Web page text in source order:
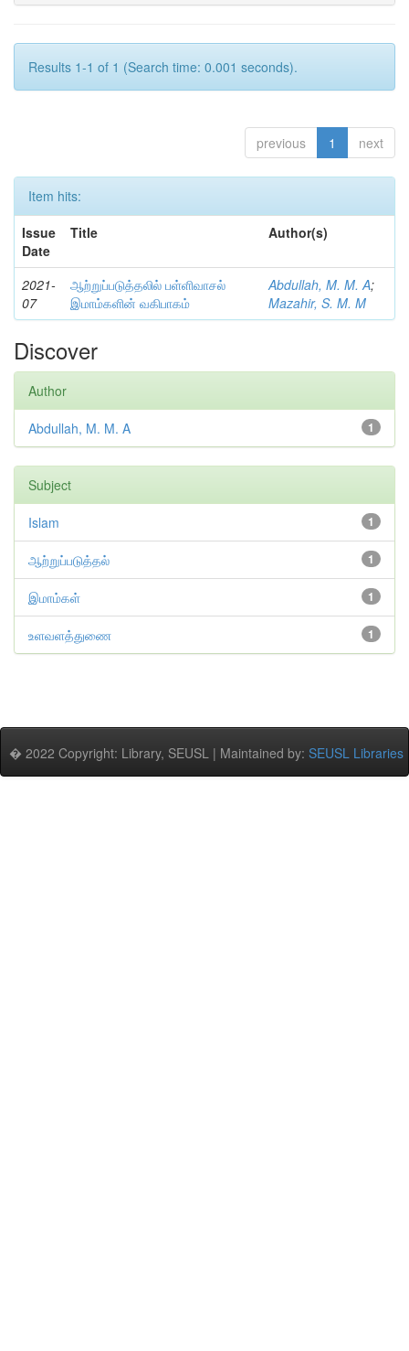
Results 1-1 of 1 (Search time: 0.001 seconds).
previous 1 next
Item hits:
Issue
Date
Title Author(s)
2021-
07
ஆற்றுப்படுத்தலில் பள்ளிவாசல்
இமாம்களின் வகிபாகம்
Abdullah, M. M. A;
Mazahir, S. M. M
Discover
Author
1
Abdullah, M. M. A
Subject
1
Islam
1
ஆற்றுப்படுத்தல்
1
இமாம்கள்
1
உளவளத்துணை
� 2022 Copyright: Library, SEUSL | Maintained by: SEUSL Libraries